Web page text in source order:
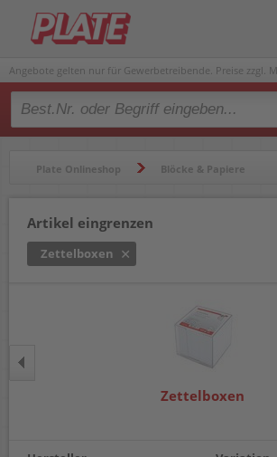
Angebote gelten nur für Gewerbetreibende. Preise zzgl.
Type 2 or more characters for results.
Plate Onlineshop Blöcke & Papiere
Artikel eingrenzen
Zettelboxen
Zettelboxen